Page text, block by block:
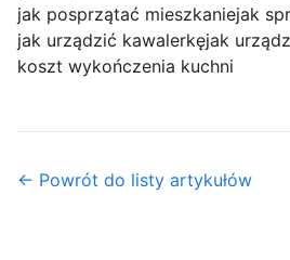
jak posprzątać mieszkaniejak
jak urządzić kawalerkęjak
koszt wykończenia kuchni
← Powrót do listy artykułów